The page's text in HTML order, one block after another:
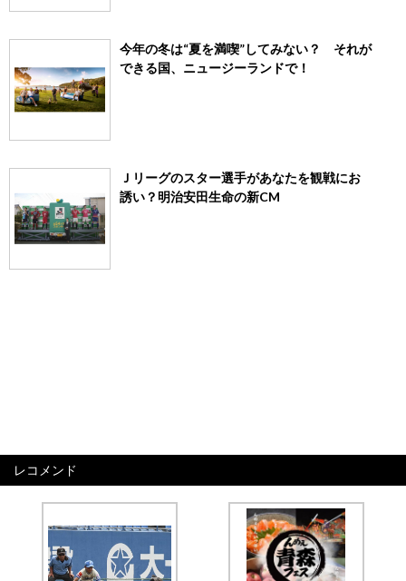
今年の冬は“夏を満喫”してみない？ それが
できる国、ニュージーランドで！
Ｊリーグのスター選手があなたを観戦にお
誘い？明治安田生命の新CM
レコメンド